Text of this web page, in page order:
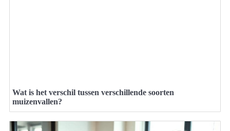
Wat is het verschil tussen verschillende soorten
muizenvallen?